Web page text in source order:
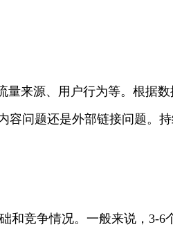
量来源、用户行为等。根据
容问题还是外部链接问题。
和竞争情况。一般来说，3-6